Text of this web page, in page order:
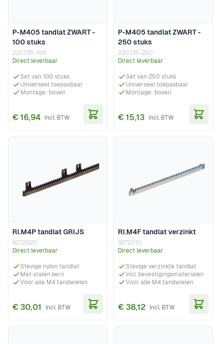
P-M405 tandlat ZWART -
100 stuks
220735-100
Direct leverbaar
Set van 100 stuks
Universeel toepasbaar
Montage: boven
€ 16,94
P-M405 tandlat ZWART -
250 stuks
220735-250
Direct leverbaar
Set van 250 stuks
Universeel toepasbaar
Montage: boven
€ 15,13
RI.M4P tandlat GRIJS
9272020
Direct leverbaar
Stevige nylon tandlat
Met stalen kern
Voor alle M4 tandwielen
€ 30,01
RI.M4F tandlat verzinkt
9272010
Direct leverbaar
Stevige verzinkte tandlat
Incl. bevestigingsmaterialen
Voor alle M4 tandwielen
€ 38,12